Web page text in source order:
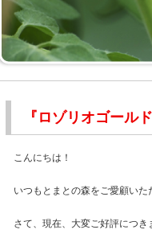
『ロゾリオゴール
こんにちは！
いつもとまとの森をご愛顧いた
さて、現在、大変ご好評につき